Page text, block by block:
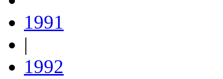
1991
|
1992